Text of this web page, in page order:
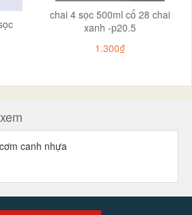
chai 4 sọc 500ml cổ 28 chai
xanh -p20.5
1.300₫
canh nhựa